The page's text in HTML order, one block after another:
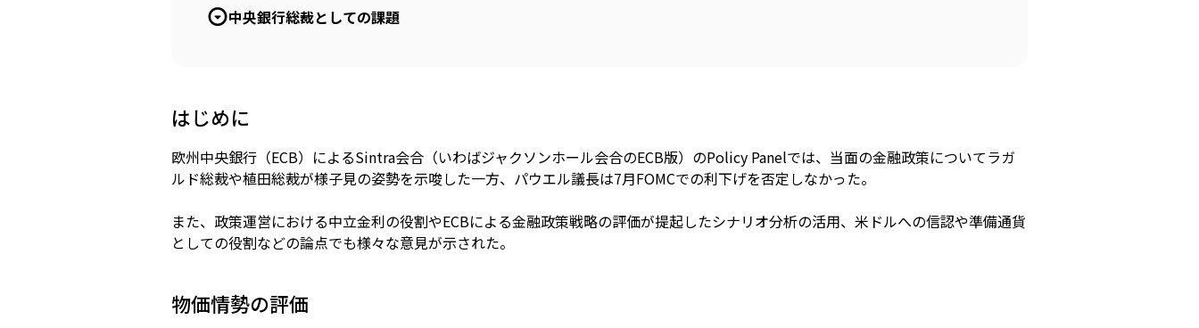
中央銀行総裁としての課題
はじめに
欧州中央銀行（ECB）によるSintra会合（いわばジャクソンホール会合のECB版）のPolicy Panelでは、当面の金融政策についてラガ
ルド総裁や植田総裁が様子見の姿勢を示唆した一方、パウエル議長は7月FOMCでの利下げを否定しなかった。
また、政策運営における中立金利の役割やECBによる金融政策戦略の評価が提起したシナリオ分析の活用、米ドルへの信認や準備通貨
としての役割などの論点でも様々な意見が示された。
物価情勢の評価